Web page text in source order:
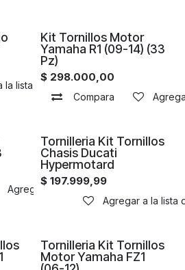
la lista de deseos
Kit Tornillos Motor
Yamaha R1 (09-14) (33
Pz)
$ 298.000,00
Compara
Agregar a la lista de deseos
Tornilleria Kit Tornillos
Chasis Ducati
Hypermotard
$197.999,99
Agregar a la lista
Tornilleria Kit Tornillos
Motor Yamaha FZ1